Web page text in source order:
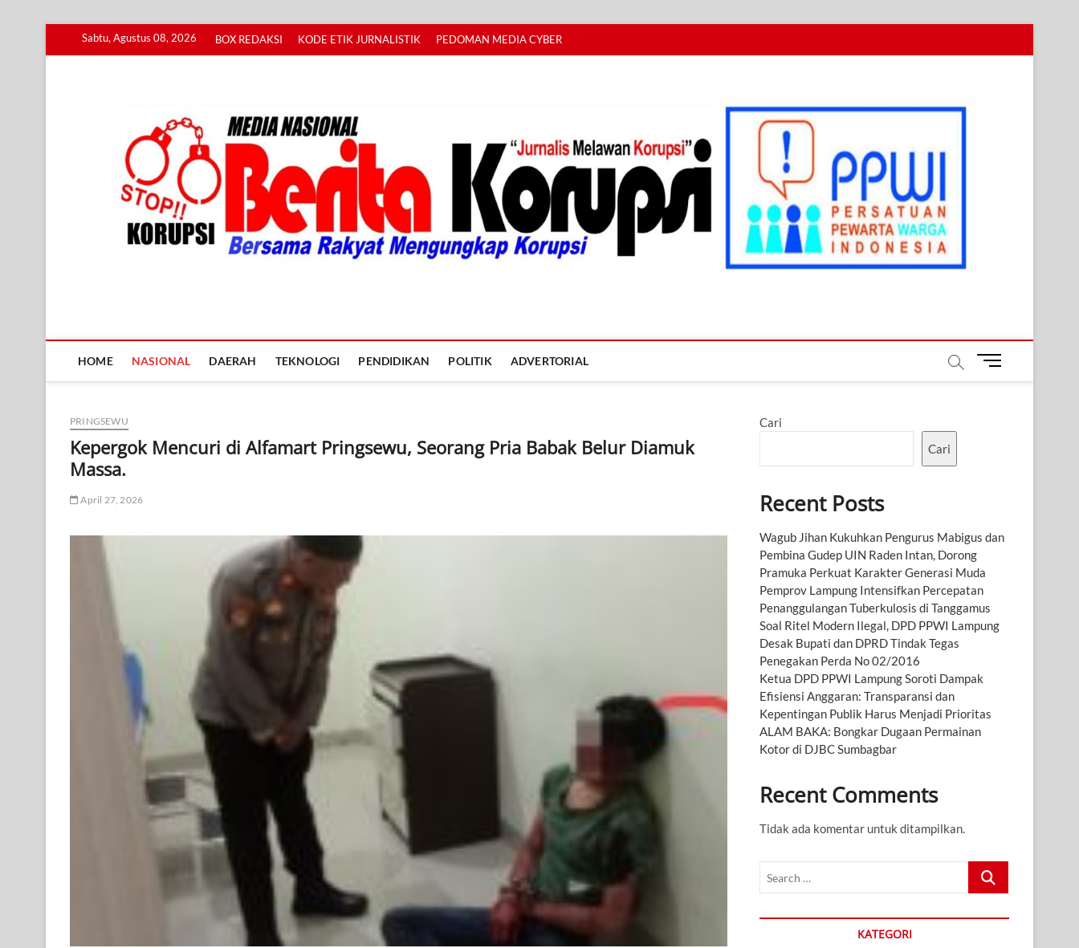
Sabtu, Agustus 08, 2026 BOX REDAKSI KODE ETIK JURNALISTIK PEDOMAN MEDIA CYBER
HOME NASIONAL DAERAH TEKNOLOGI PENDIDIKAN POLITIK ADVERTORIAL
M
PRINGSEWU
Kepergok Mencuri di Alfamart Pringsewu, Seorang Pria Babak Belur Diamuk
Massa.
April 27, 2026
Cari
Cari
Recent Posts
Wagub Jihan Kukuhkan Pengurus Mabigus dan
Pembina Gudep UIN Raden Intan, Dorong
Pramuka Perkuat Karakter Generasi Muda
Pemprov Lampung Intensifkan Percepatan
Penanggulangan Tuberkulosis di Tanggamus
Soal Ritel Modern Ilegal, DPD PPWI Lampung
Desak Bupati dan DPRD Tindak Tegas
Penegakan Perda No 02/2016
Ketua DPD PPWI Lampung Soroti Dampak
Efisiensi Anggaran: Transparansi dan
Kepentingan Publik Harus Menjadi Prioritas
ALAM BAKA: Bongkar Dugaan Permainan
Kotor di DJBC Sumbagbar
Recent Comments
Tidak ada komentar untuk ditampilkan.
Search
KATEGORI